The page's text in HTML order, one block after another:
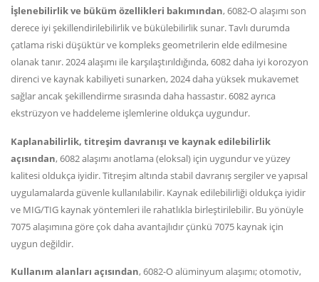
İşlenebilirlik ve büküm özellikleri bakımından, 6082-O alaşımı son
derece iyi şekillendirilebilirlik ve bükülebilirlik sunar. Tavlı durumda
çatlama riski düşüktür ve kompleks geometrilerin elde edilmesine
olanak tanır. 2024 alaşımı ile karşılaştırıldığında, 6082 daha iyi korozyon
direnci ve kaynak kabiliyeti sunarken, 2024 daha yüksek mukavemet
sağlar ancak şekillendirme sırasında daha hassastır. 6082 ayrıca
ekstrüzyon ve haddeleme işlemlerine oldukça uygundur.
Kaplanabilirlik, titreşim davranışı ve kaynak edilebilirlik
açısından, 6082 alaşımı anotlama (eloksal) için uygundur ve yüzey
kalitesi oldukça iyidir. Titreşim altında stabil davranış sergiler ve yapısal
uygulamalarda güvenle kullanılabilir. Kaynak edilebilirliği oldukça iyidir
ve MIG/TIG kaynak yöntemleri ile rahatlıkla birleştirilebilir. Bu yönüyle
7075 alaşımına göre çok daha avantajlıdır çünkü 7075 kaynak için
uygun değildir.
Kullanım alanları açısından, 6082-O alüminyum alaşımı; otomotiv,